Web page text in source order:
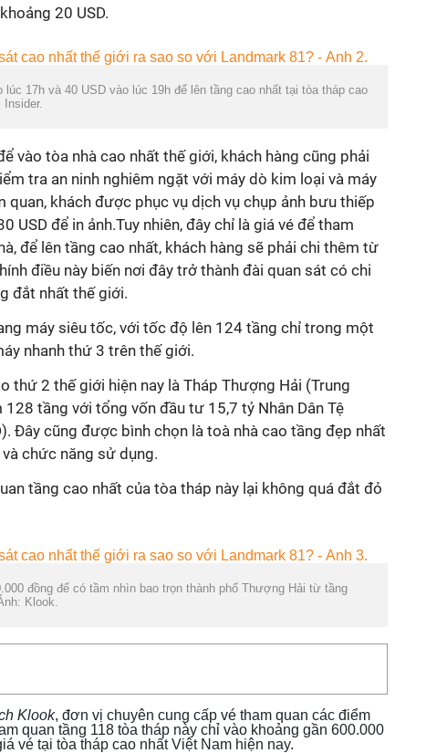
20 USD.
lúc 17h và 40 USD vào lúc 19h để lên tầng cao nhất tại tòa tháp cao
vào tòa nhà cao nhất thế giới, khách hàng cũng phải
tra an ninh nghiêm ngặt với máy dò kim loại và máy
quan, khách được phục vụ dịch vụ chụp ảnh bưu thiếp
USD để in ảnh.Tuy nhiên, đây chỉ là giá vé để tham
để lên tầng cao nhất, khách hàng sẽ phải chi thêm từ
điều này biến nơi đây trở thành đài quan sát có chi
đắt nhất thế giới.
máy siêu tốc, với tốc độ lên 124 tầng chỉ trong một
nhanh thứ 3 trên thế giới.
thứ 2 thế giới hiện nay là Tháp Thượng Hải (Trung
tầng với tổng vốn đầu tư 15,7 tỷ Nhân Dân Tệ
). Đây cũng được bình chọn là toà nhà cao tầng đẹp nhất
chức năng sử dụng.
tầng cao nhất của tòa tháp này lại không quá đắt đỏ
đồng để có tầm nhìn bao trọn thành phố Thượng Hải từ tầng
Klook.
Klook, đơn vị chuyên cung cấp vé tham quan các điểm
quan tầng 118 tòa tháp này chỉ vào khoảng gần 600.000
vé tại tòa tháp cao nhất Việt Nam hiện nay.